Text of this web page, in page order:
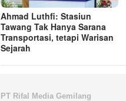
Ahmad Luthfi: Stasiun
Tawang Tak Hanya Sarana
Transportasi, tetapi Warisan
Sejarah
PT Rifal Media Gemilang